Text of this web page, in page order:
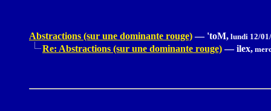
Abstractions (sur une dominante rouge) — 'toM, lundi 12/
Re: Abstractions (sur une dominante rouge) — ilex,